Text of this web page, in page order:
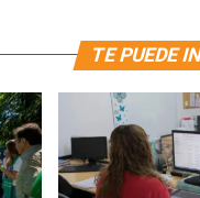
TE PUEDE